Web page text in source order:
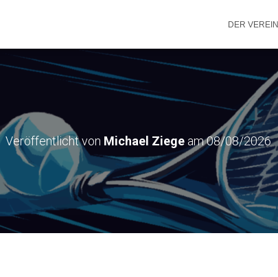
DER VEREIN
Veröffentlicht von Michael Ziegeam08/08/2026